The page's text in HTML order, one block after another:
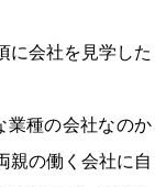
に会社を見学した
業種の会社なのか
親の働く会社に自